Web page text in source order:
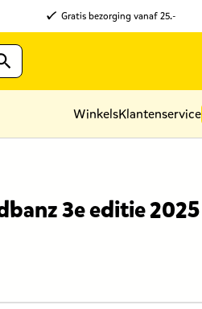
Gratis bezorging vanaf 25.-
WinkelsKlantenservice
3e editie 2025